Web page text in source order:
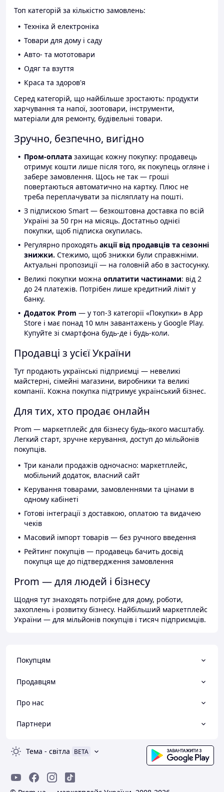
Топ категорій за кількістю замовлень:
Техніка й електроніка
Товари для дому і саду
Авто- та мототовари
Одяг та взуття
Краса та здоров'я
Серед категорій, що найбільше зростають: продукти
харчування та напої, зоотовари, інструменти,
матеріали для ремонту, будівельні товари.
Зручно, безпечно, вигідно
Пром-оплата захищає кожну покупку: продавець
отримує кошти лише після того, як покупець огляне і
забере замовлення. Щось не так — гроші
повертаються автоматично на картку. Плюс не
треба переплачувати за післяплату на пошті.
З підпискою Smart — безкоштовна доставка по всій
Україні за 50 грн на місяць. Достатньо однієї
покупки, щоб підписка окупилась.
Регулярно проходять акції від продавців та сезонні
знижки. Стежимо, щоб знижки були справжніми.
Актуальні пропозиції — на головній або в застосунку.
Великі покупки можна оплатити частинами: від 2
до 24 платежів. Потрібен лише кредитний ліміт у
банку.
Додаток Prom — у топ-3 категорії «Покупки» в App
Store і має понад 10 млн завантажень у Google Play.
Купуйте зі смартфона будь-де і будь-коли.
Продавці з усієї України
Тут продають українські підприємці — невеликі
майстерні, сімейні магазини, виробники та великі
компанії. Кожна покупка підтримує український бізнес.
Для тих, хто продає онлайн
Prom — маркетплейс для бізнесу будь-якого масштабу.
Легкий старт, зручне керування, доступ до мільйонів
покупців.
Три канали продажів одночасно: маркетплейс,
мобільний додаток, власний сайт
Керування товарами, замовленнями та цінами в
одному кабінеті
Готові інтеграції з доставкою, оплатою та видачею
чеків
Масовий імпорт товарів — без ручного введення
Рейтинг покупців — продавець бачить досвід
покупця ще до підтвердження замовлення
Prom — для людей і бізнесу
Щодня тут знаходять потрібне для дому, роботи,
захоплень і розвитку бізнесу. Найбільший маркетплейс
України — для мільйонів покупців і тисяч підприємців.
Покупцям
Продавцям
Про нас
Партнери
Тема - світла BETA